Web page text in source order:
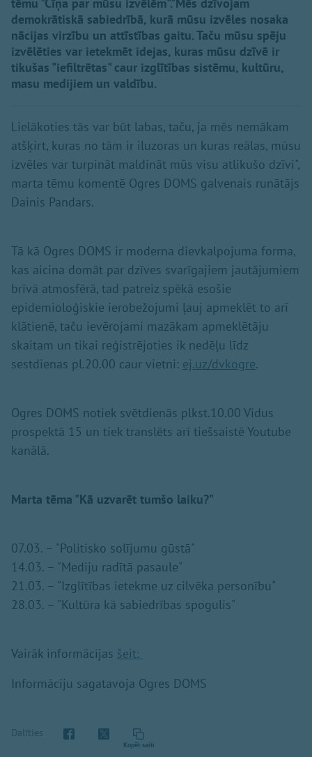
demokrātiskā sabiedrībā, kurā mūsu izvēles nosaka
nācijas virzību un attīstības gaitu. Taču mūsu spēju
izvēlēties var ietekmēt idejas, kuras mūsu dzīvē ir
tikušas "iefiltrētas" caur izglītības sistēmu, kultūru,
masu medijiem un valdību.
Lielākoties tās var būt labas, taču, ja mēs nemākam
atšķirt, kuras no tām ir iluzoras un kuras reālas, mūsu
izvēles var turpināt maldināt mūs visu atlikušo dzīvi",
marta tēmu komentē Ogres DOMS galvenais runātājs
Dainis Pandars.
Tā kā Ogres DOMS ir moderna dievkalpojuma forma,
kas aicina domāt par dzīves svarīgajiem jautājumiem
brīvā atmosfērā, tad patreiz spēkā esošie
epidemioloģiskie ierobežojumi ļauj apmeklēt to arī
klātienē, taču ievērojami mazākam apmeklētāju
skaitam un tikai reģistrējoties ik nedēļu līdz
sestdienas pl.20.00 caur vietni: ej.uz/dvkogre.
Ogres DOMS notiek svētdienās plkst.10.00 Vidus
prospektā 15 un tiek translēts arī tiešsaistē Youtube
kanālā.
Marta tēma "Kā uzvarēt tumšo laiku?"
07.03. – "Politisko solījumu gūstā"
14.03. – "Mediju radītā pasaule"
21.03. – "Izglītības ietekme uz cilvēka personību"
28.03. – "Kultūra kā sabiedrības spogulis"
Vairāk informācijas šeit:
Informāciju sagatavoja Ogres DOMS
Dalīties
Kopēt saiti